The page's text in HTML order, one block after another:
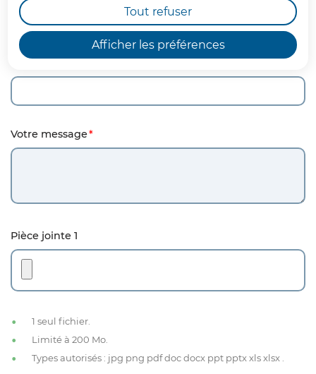
Afficher les préférences
Tout refuser
Votre message
Pièce jointe 1
1 seul fichier.
Limité à 200 Mo.
Types autorisés : jpg png pdf doc docx ppt pptx xls xlsx .